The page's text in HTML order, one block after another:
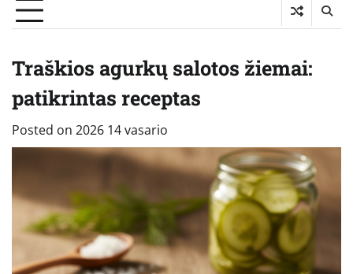
Traškios agurkų salotos žiemai:
patikrintas receptas
Posted on 2026 14 vasario